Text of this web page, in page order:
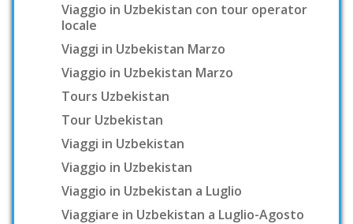
Viaggio in Uzbekistan con tour operator
locale
Viaggi in Uzbekistan Marzo
Viaggio in Uzbekistan Marzo
Tours Uzbekistan
Tour Uzbekistan
Viaggi in Uzbekistan
Viaggio in Uzbekistan
Viaggio in Uzbekistan a Luglio
Viaggiare in Uzbekistan a Luglio-Agosto